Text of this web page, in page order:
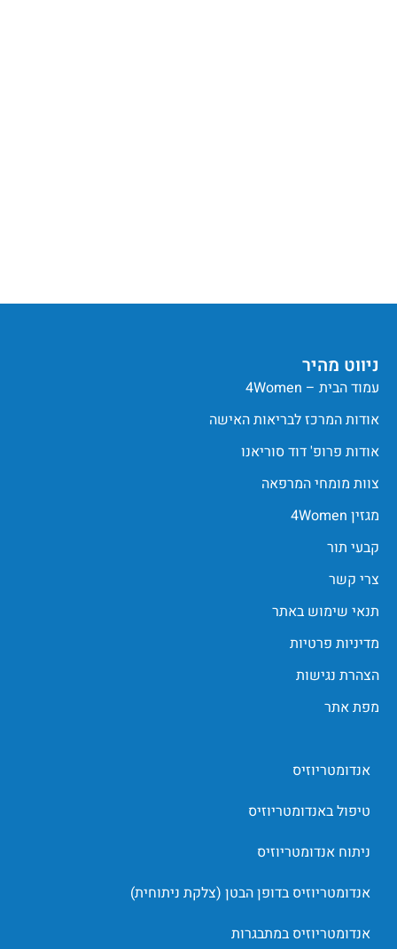
ניווט מהיר
עמוד הבית – 4Women
אודות המרכז לבריאות האישה
אודות פרופ' דוד סוריאנו
צוות מומחי המרפאה
מגזין 4Women
קבעי תור
צרי קשר
תנאי שימוש באתר
מדיניות פרטיות
הצהרת נגישות
מפת אתר
אנדומטריוזיס
טיפול באנדומטריוזיס
ניתוח אנדומטריוזיס
אנדומטריוזיס בדופן הבטן (צלקת ניתוחית)
אנדומטריוזיס במתבגרות